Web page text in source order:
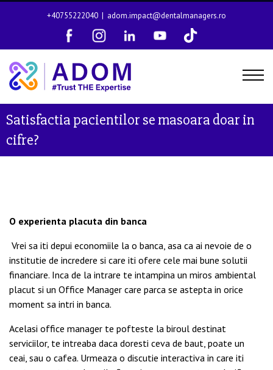
+40755222040 | adom.impact@dentalmanagers.ro
Satisfactia pacientilor se masoara doar in
cifre?
O experienta placuta din banca
Vrei sa iti depui economiile la o banca, asa ca ai nevoie de o
institutie de incredere si care iti ofere cele mai bune solutii
financiare. Inca de la intrare te intampina un miros ambiental
placut si un Office Manager care parca se astepta in orice
moment sa intri in banca.
Acelasi office manager te pofteste la biroul destinat
serviciilor, te intreaba daca doresti ceva de baut, poate un
ceai, sau o cafea. Urmeaza o discutie interactiva in care iti